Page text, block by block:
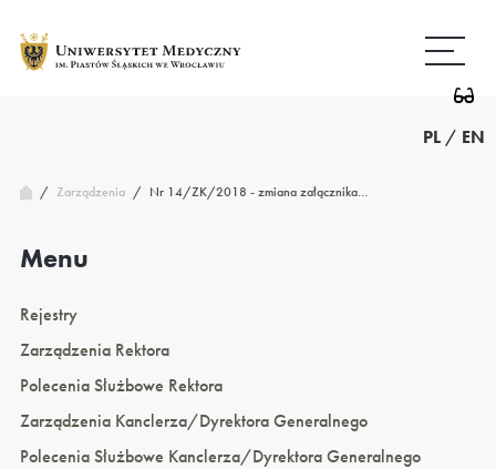
treści
strony
PL / EN
/ Zarządzenia / Nr 14/ZK/2018 - zmiana załącznika…
Menu
Rejestry
Zarządzenia Rektora
Polecenia Służbowe Rektora
Zarządzenia Kanclerza/Dyrektora Generalnego
Polecenia Służbowe Kanclerza/Dyrektora Generalnego